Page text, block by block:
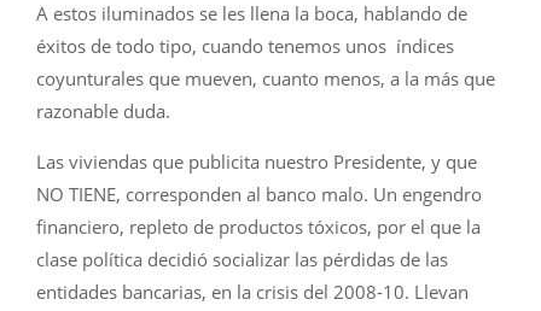
A estos iluminados se les llena la boca, hablando de
éxitos de todo tipo, cuando tenemos unos índices
coyunturales que mueven, cuanto menos, a la más que
razonable duda.
Las viviendas que publicita nuestro Presidente, y que
NO TIENE, corresponden al banco malo. Un engendro
financiero, repleto de productos tóxicos, por el que la
clase política decidió socializar las pérdidas de las
entidades bancarias, en la crisis del 2008-10. Llevan